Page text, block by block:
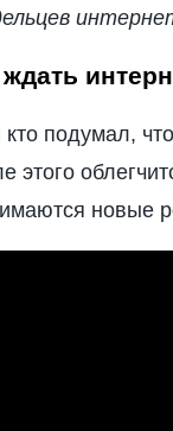
кто подумал,
этого
новые